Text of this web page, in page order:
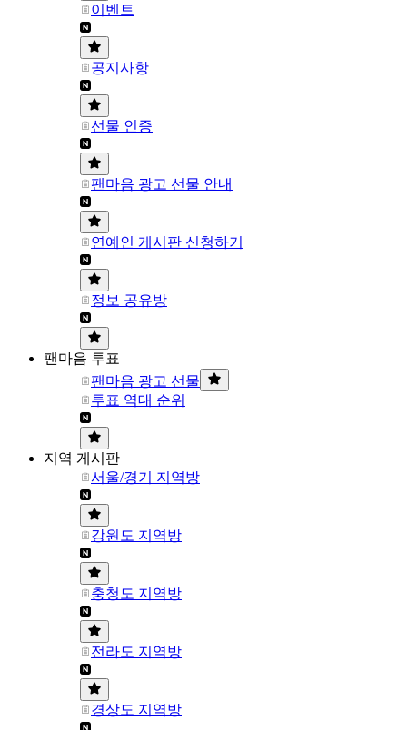
이벤트
공지사항
선물 인증
팬마음 광고 선물 안내
연예인 게시판 신청하기
정보 공유방
팬마음 투표
팬마음 광고 선물
투표 역대 순위
지역 게시판
서울/경기 지역방
강원도 지역방
충청도 지역방
전라도 지역방
경상도 지역방